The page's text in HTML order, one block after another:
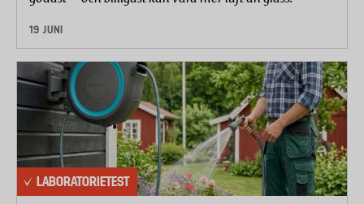
19 JUNI
LABORATORIETEST